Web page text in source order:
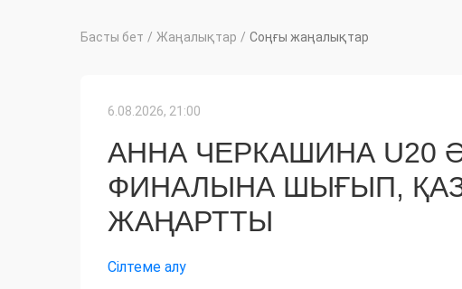
Басты бет / Жаңалықтар / Соңғы жаңалықтар
6.08.2026, 21:00
АННА ЧЕРКАШИНА
ФИНАЛЫНА ШЫҒЫП,
ЖАҢАРТТЫ
Сілтеме алу